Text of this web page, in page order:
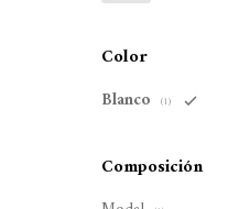
Color
Blanco (1)
Composición